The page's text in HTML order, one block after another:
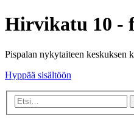
Hirvikatu 10 -
Pispalan nykytaiteen keskuksen
Hyppää sisältöön